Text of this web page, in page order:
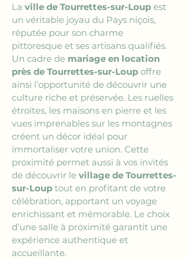
La ville de Tourrettes-sur-Loup est
un véritable joyau du Pays niçois,
réputée pour son charme
pittoresque et ses artisans qualifiés.
Un cadre de mariage en location
près de Tourrettes-sur-Loup offre
ainsi l’opportunité de découvrir une
culture riche et préservée. Les ruelles
étroites, les maisons en pierre et les
vues imprenables sur les montagnes
créent un décor idéal pour
immortaliser votre union. Cette
proximité permet aussi à vos invités
de découvrir le village de Tourrettes-
sur-Loup tout en profitant de votre
célébration, apportant un voyage
enrichissant et mémorable. Le choix
d’une salle à proximité garantit une
expérience authentique et
accueillante.